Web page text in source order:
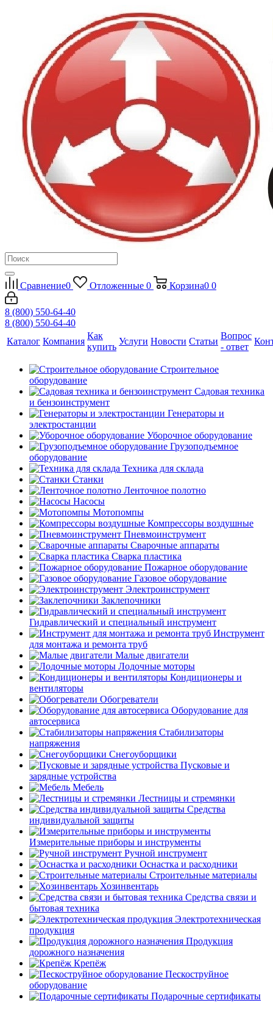
Сравнение0 Отложенные 0 Корзина0 0
8 (800) 550-64-40
8 (800) 550-64-40
Каталог Компания
Как
купить
Услуги Новости Статьи
Вопрос
- ответ
Строительное
оборудование
Садовая техника
и бензоинструмент
Генераторы и
электростанции
Уборочное оборудование
Грузоподъемное
оборудование
Техника для склада
Станки
Ленточное полотно
Насосы
Мотопомпы
Компрессоры воздушные
Пневмоинструмент
Сварочные аппараты
Сварка пластика
Пожарное оборудование
Газовое оборудование
Электроинструмент
Заклепочники
Гидравлический и специальный инструмент
Инструмент
для монтажа и ремонта труб
Малые двигатели
Лодочные моторы
Кондиционеры и
вентиляторы
Обогреватели
Оборудование для
автосервиса
Стабилизаторы
напряжения
Снегоуборщики
Пусковые и
зарядные устройства
Мебель
Лестницы и стремянки
Средства
индивидуальной защиты
Измерительные приборы и инструменты
Ручной инструмент
Оснастка и расходники
Строительные материалы
Хозинвентарь
Средства связи и
бытовая техника
Электротехническая
продукция
Продукция
дорожного назначения
Крепёж
Пескоструйное
оборудование
Подарочные сертификаты